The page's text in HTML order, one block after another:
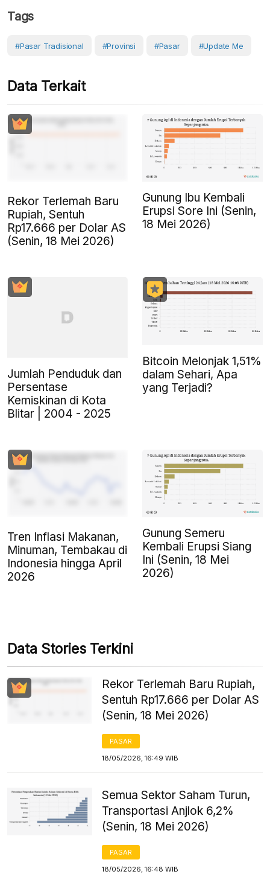
Tags
#Pasar Tradisional #Provinsi #Pasar #Update Me
Data Terkait
Rekor Terlemah Baru
Rupiah, Sentuh
Rp17.666 per Dolar AS
(Senin, 18 Mei 2026)
Gunung Ibu Kembali
Erupsi Sore Ini (Senin,
18 Mei 2026)
Jumlah Penduduk dan
Persentase
Kemiskinan di Kota
Blitar | 2004 - 2025
Bitcoin Melonjak 1,51%
dalam Sehari, Apa
yang Terjadi?
Tren Inflasi Makanan,
Minuman, Tembakau di
Indonesia hingga April
2026
Gunung Semeru
Kembali Erupsi Siang
Ini (Senin, 18 Mei
2026)
Data Stories Terkini
Rekor Terlemah Baru Rupiah,
Sentuh Rp17.666 per Dolar AS
(Senin, 18 Mei 2026)
PASAR
18/05/2026, 16:49 WIB
Semua Sektor Saham Turun,
Transportasi Anjlok 6,2%
(Senin, 18 Mei 2026)
PASAR
18/05/2026, 16:48 WIB